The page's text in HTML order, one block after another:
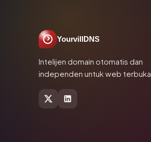
YourvillDNS
Intelijen domain otomatis dan
independen untuk web terbuka.